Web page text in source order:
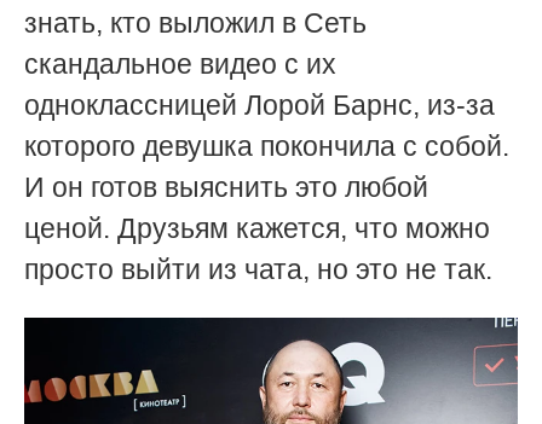
знать, кто выложил в Сеть
скандальное видео с их
одноклассницей Лорой Барнс, из-за
которого девушка покончила с собой.
И он готов выяснить это любой
ценой. Друзьям кажется, что можно
просто выйти из чата, но это не так.